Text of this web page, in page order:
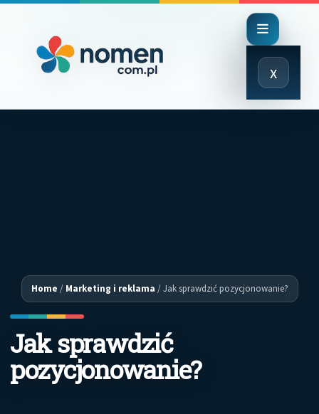
x
Close
Menu
Home / Marketing i reklama /Jak sprawdzić pozycjonowanie?
Jak sprawdzić
pozycjonowanie?